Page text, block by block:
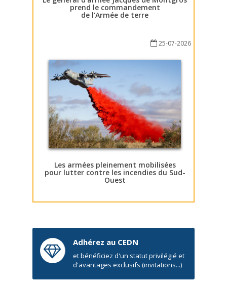
prend le commandement
de l’Armée de terre
25-07-2026
Les armées pleinement mobilisées
pour lutter contre les incendies du Sud-
Ouest
Adhérez au CEDN
et bénéficiez d'un statut privilégié et
d'avantages exclusifs (invitations...)